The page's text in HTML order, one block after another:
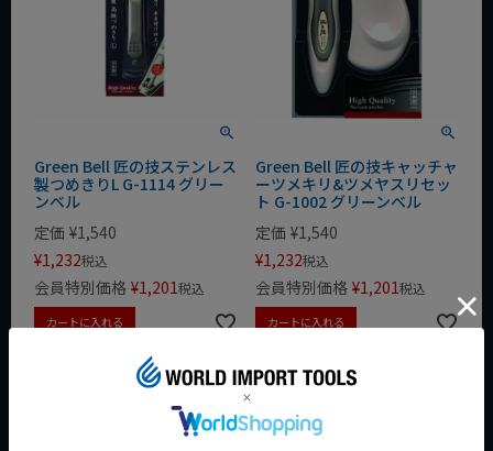
Green Bell 匠の技ステンレス
製つめきりL G-1114 グリー
ンベル
定価 ¥1,540
¥1,232税込
会員特別価格 ¥1,201税込
カートに入れる
Green Bell 匠の技キャッチャ
ーツメキリ&ツメヤスリセッ
ト G-1002 グリーンベル
定価 ¥1,540
¥1,232税込
会員特別価格 ¥1,201税込
カートに入れる